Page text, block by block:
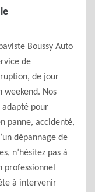
Boussy Auto
de
de jour
weekend. Nos
adapté pour
panne, accidenté,
dépannage de
n’hésitez pas à
professionnel
à intervenir